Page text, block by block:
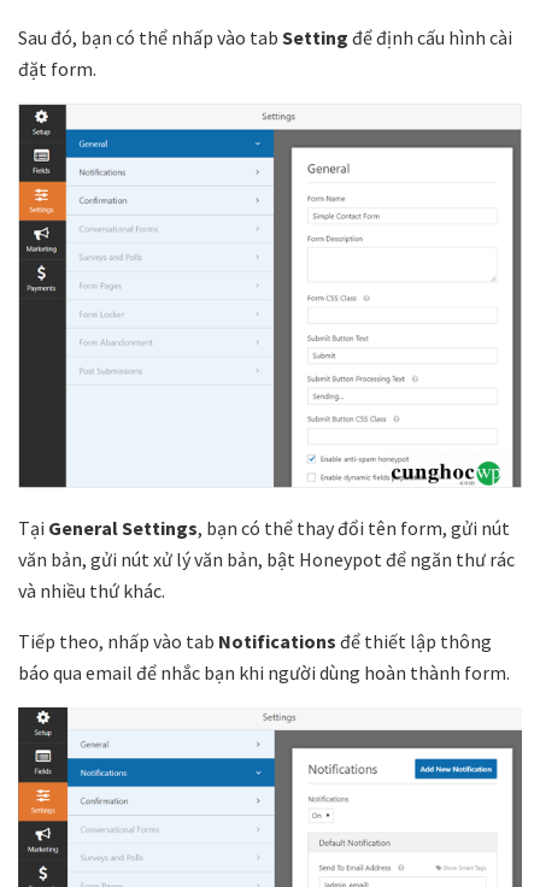
Sau đó, bạn có thể nhấp vào tab Setting để định cấu hình cài
đặt form.
Tại General Settings, bạn có thể thay đổi tên form, gửi nút
văn bản, gửi nút xử lý văn bản, bật Honeypot để ngăn thư rác
và nhiều thứ khác.
Tiếp theo, nhấp vào tab Notifications để thiết lập thông
báo qua email để nhắc bạn khi người dùng hoàn thành form.